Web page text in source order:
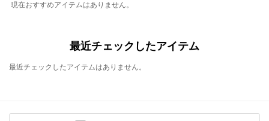
現在おすすめアイテムはありません。
最近チェックしたアイテム
最近チェックしたアイテムはありません。